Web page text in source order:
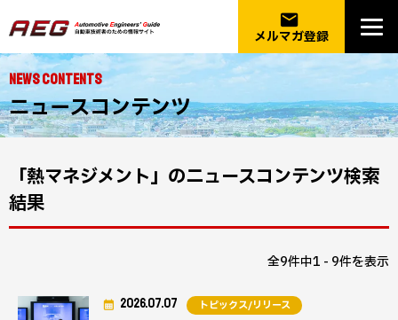
email
メルマガ登録
NEWS CONTENTS
ニュースコンテンツ
「熱マネジメント」のニュースコンテンツ検索
結果
全9件中1 - 9件を表示
2026.07.07 トピックス/リリース